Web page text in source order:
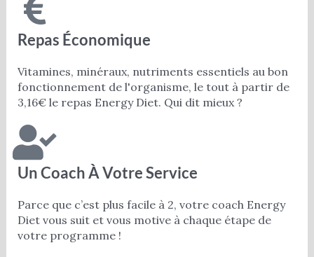
Repas Économique
Vitamines, minéraux, nutriments essentiels au bon
fonctionnement de l'organisme, le tout à partir de
3,16€ le repas Energy Diet. Qui dit mieux ?
Un Coach À Votre Service
Parce que c’est plus facile à 2, votre coach Energy
Diet vous suit et vous motive à chaque étape de
votre programme !